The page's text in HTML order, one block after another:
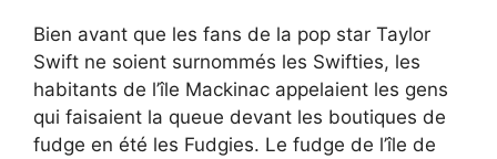
Bien avant que les fans de la pop star Taylor
Swift ne soient surnommés les Swifties, les
habitants de l’île Mackinac appelaient les gens
qui faisaient la queue devant les boutiques de
fudge en été les Fudgies. Le fudge de l’île de